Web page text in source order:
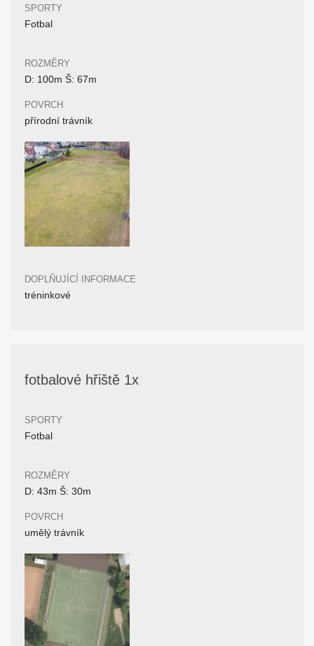
SPORTY
Fotbal
ROZMĚRY
D: 100m Š: 67m
POVRCH
přírodní trávník
DOPLŇUJÍCÍ INFORMACE
tréninkové
fotbalové hřiště 1x
SPORTY
Fotbal
ROZMĚRY
D: 43m Š: 30m
POVRCH
umělý trávník